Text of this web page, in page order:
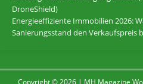
DroneShield)
Energieeffiziente Immobilien 2026:
Sanierungsstand den Verkaufspreis